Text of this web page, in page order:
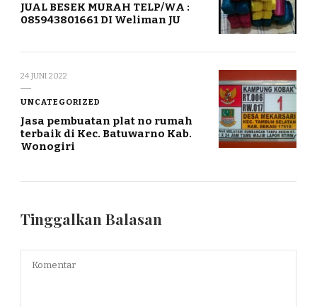
JUAL BESEK MURAH TELP/WA :
085943801661 DI Weliman JU
24 JUNI 2022
UNCATEGORIZED
Jasa pembuatan plat no rumah
terbaik di Kec. Batuwarno Kab.
Wonogiri
Tinggalkan Balasan